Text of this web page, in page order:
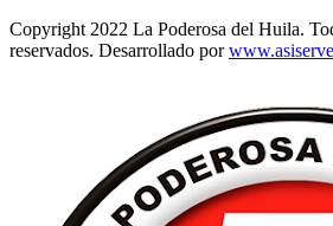
Copyright 2022 La Poderosa del Huila.
reservados. Desarrollado por